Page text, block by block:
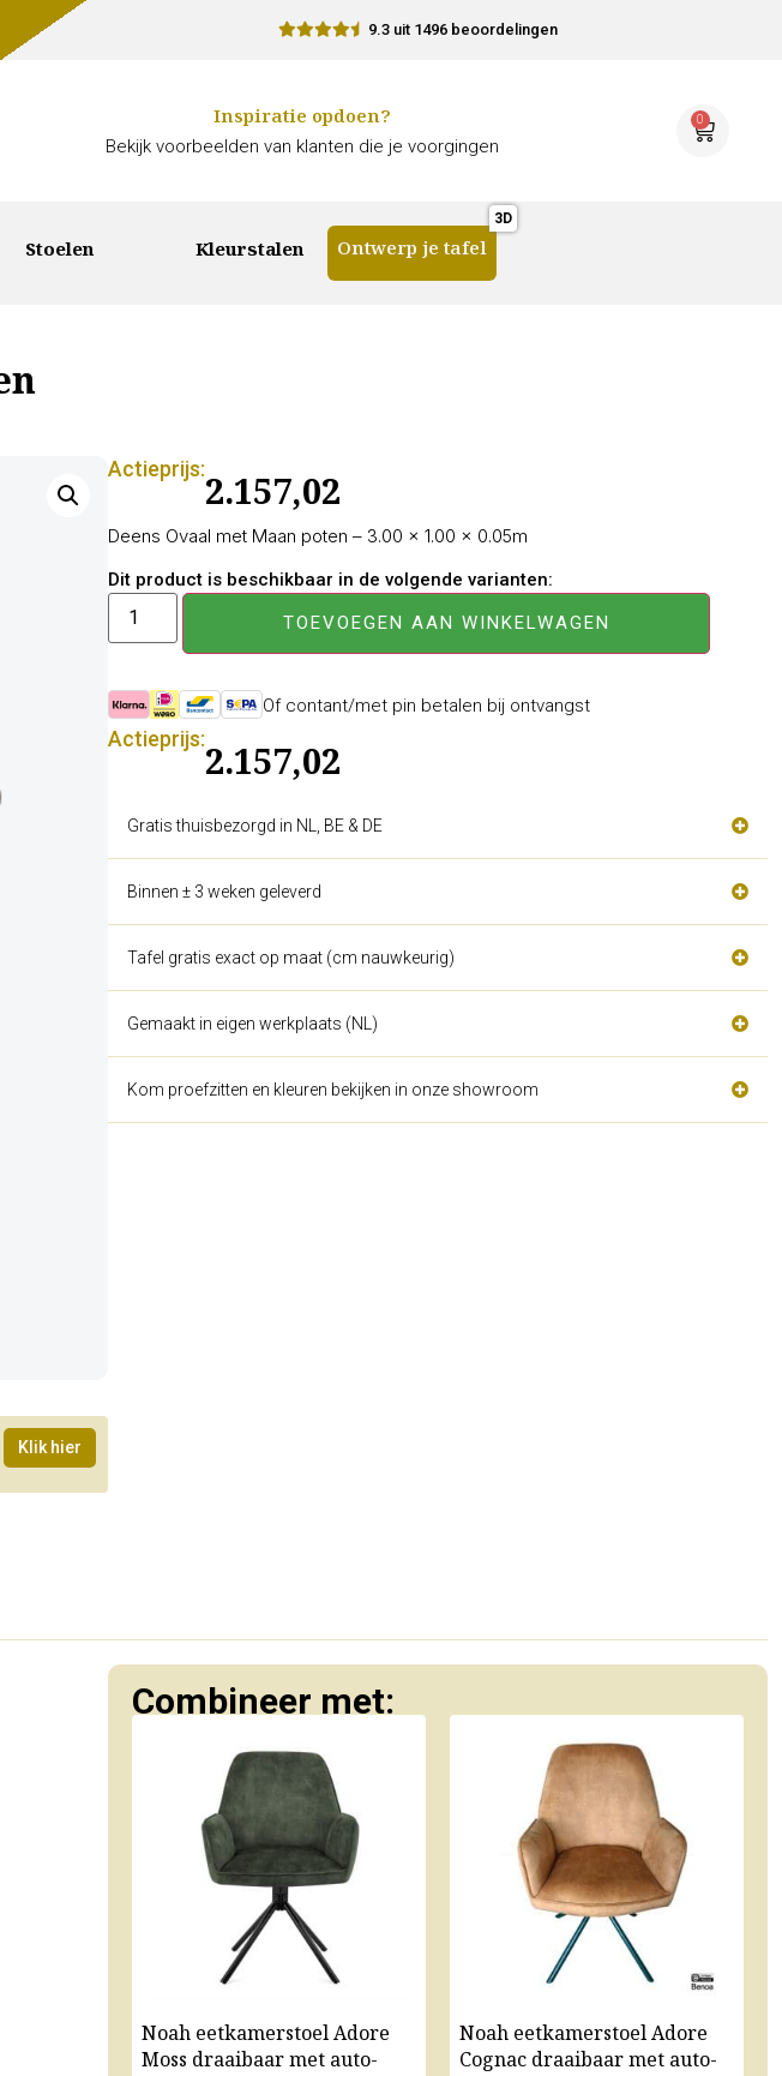
9.3 uit 1496 beoordelingen
Inspiratie opdoen?
Bekijk voorbeelden van klanten die je voorgingen
0
Stoelen Kleurstalen Ontwerp je tafel
Klik hier
Actieprijs:
2.157,02
Deens Ovaal met Maan poten – 3.00 × 1.00 × 0.05m
Dit product is beschikbaar in de volgende varianten:
TOEVOEGEN AAN WINKELWAGEN
Of contant/met pin betalen bij ontvangst
Actieprijs:
2.157,02
Gratis thuisbezorgd in NL, BE & DE
Binnen ± 3 weken geleverd
Tafel gratis exact op maat (cm nauwkeurig)
Gemaakt in eigen werkplaats (NL)
Kom proefzitten en kleuren bekijken in onze showroom
Combineer met:
Noah eetkamerstoel Adore
Moss draaibaar met auto-
Noah eetkamerstoel Adore
Cognac draaibaar met auto-